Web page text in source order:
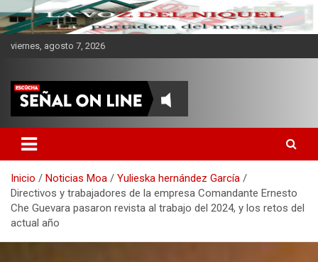
viernes, agosto 7, 2026
CMKV La Portadora del
Mensaje
Inicio Noticias Moa
Yulieska hernández García
Directivos y trabajadores de la empresa Comandante Ernesto
Che Guevara pasaron revista al trabajo del 2024, y los retos del
actual año